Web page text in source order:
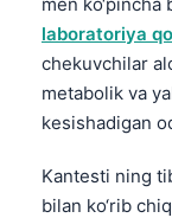
laboratoriya
chekuvchilar
metabolik va
kesishadigan
Kantesti ning
bilan ko‘rib